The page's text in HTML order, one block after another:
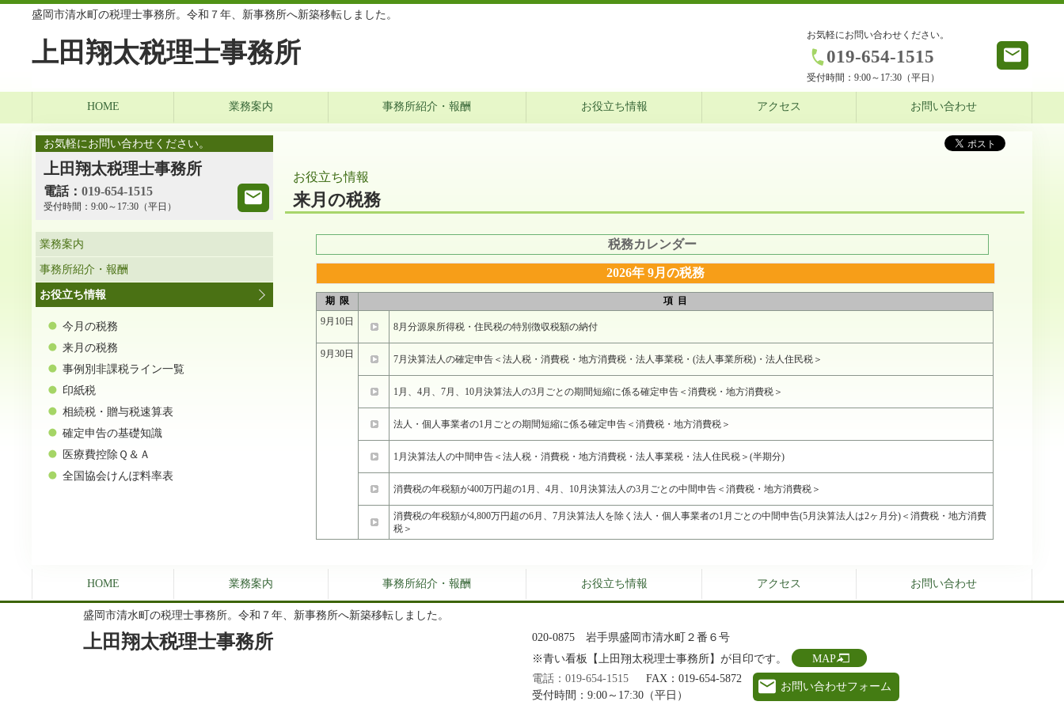
盛岡市清水町の税理士事務所。令和７年、新事務所へ新築移転しました。
上田翔太税理士事務所
お気軽にお問い合わせください。
019-654-1515
受付時間： 9:00～17:30（平日）
HOME 業務案内 事務所紹介・報酬 お役立ち情報 アクセス お問い合わせ
お役立ち情報
来月の税務
税務カレンダー
2026年 9月の税務
期 限
項 目
9月10日
8月分源泉所得税・住民税の特別徴収税額の納付
9月30日 7月決算法人の確定申告＜法人税・消費税・地方消費税・法人事業税・(法人事業所税)・法人住民税＞
1月、4月、7月、10月決算法人の3月ごとの期間短縮に係る確定申告＜消費税・地方消費税＞
法人・個人事業者の1月ごとの期間短縮に係る確定申告＜消費税・地方消費税＞
1月決算法人の中間申告＜法人税・消費税・地方消費税・法人事業税・法人住民税＞(半期分)
消費税の年税額が400万円超の1月、4月、10月決算法人の3月ごとの中間申告＜消費税・地方消費税＞
消費税の年税額が4,800万円超の6月、7月決算法人を除く法人・個人事業者の1月ごとの中間申告(5月決算法人は2ヶ月分)＜消費税・地方消費
税＞
お気軽にお問い合わせください。
上田翔太税理士事務所
電話： 019-654-1515
受付時間： 9:00～17:30（平日）
業務案内
事務所紹介・報酬
お役立ち情報
今月の税務
来月の税務
事例別非課税ライン一覧
印紙税
相続税・贈与税速算表
確定申告の基礎知識
医療費控除Ｑ＆Ａ
全国協会けんぽ料率表
HOME 業務案内 事務所紹介・報酬 お役立ち情報 アクセス お問い合わせ
盛岡市清水町の税理士事務所。令和７年、新事務所へ新築移転しました。
上田翔太税理士事務所
020-0875 岩手県盛岡市清水町２番６号
※青い看板【上田翔太税理士事務所】が目印です。
MAP
電話：019-654-1515
FAX：019-654-5872
受付時間：9:00～17:30（平日）
お問い合わせフォーム